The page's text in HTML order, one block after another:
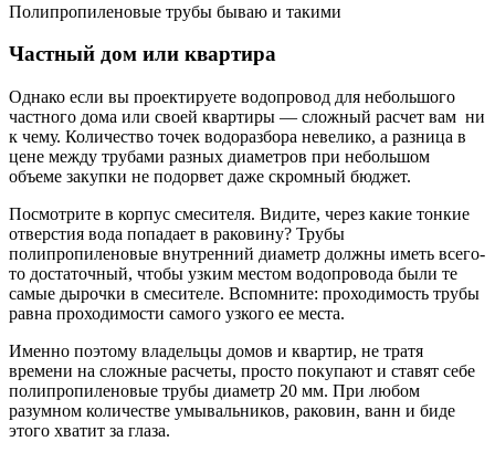
Полипропиленовые трубы бываю и такими
Частный дом или квартира
Однако если вы проектируете водопровод для небольшого
частного дома или своей квартиры — сложный расчет вам ни
к чему. Количество точек водоразбора невелико, а разница в
цене между трубами разных диаметров при небольшом
объеме закупки не подорвет даже скромный бюджет.
Посмотрите в корпус смесителя. Видите, через какие тонкие
отверстия вода попадает в раковину? Трубы
полипропиленовые внутренний диаметр должны иметь всего-
то достаточный, чтобы узким местом водопровода были те
самые дырочки в смесителе. Вспомните: проходимость трубы
равна проходимости самого узкого ее места.
Именно поэтому владельцы домов и квартир, не тратя
времени на сложные расчеты, просто покупают и ставят себе
полипропиленовые трубы диаметр 20 мм. При любом
разумном количестве умывальников, раковин, ванн и биде
этого хватит за глаза.